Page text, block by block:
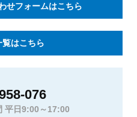
せフォームはこちら
覧はこちら
076
平日9:00～17:00